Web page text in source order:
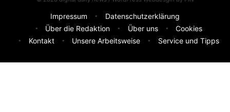
Impressum
Datenschutzerklärung
Über die Redaktion
Über uns
Cookies
Kontakt
Unsere Arbeitsweise Service und Tipps